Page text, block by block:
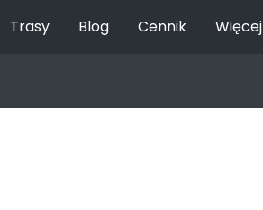
Trasy Blog Cennik Więcej